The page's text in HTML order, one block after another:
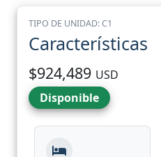
TIPO DE UNIDAD: C1
Características
$924,489 USD
Disponible